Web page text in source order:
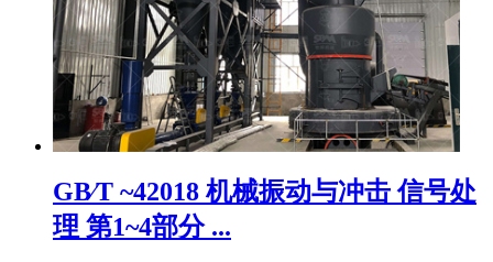
GB∕T ~42018 机械振动与冲击 信号处
理 第1~4部分 ...